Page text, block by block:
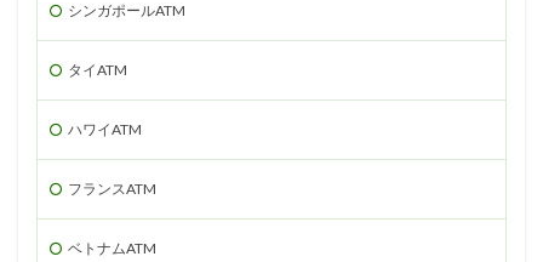
シンガポールATM
タイATM
ハワイATM
フランスATM
ベトナムATM